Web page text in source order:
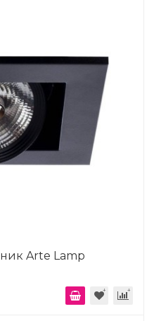
Arte Lamp